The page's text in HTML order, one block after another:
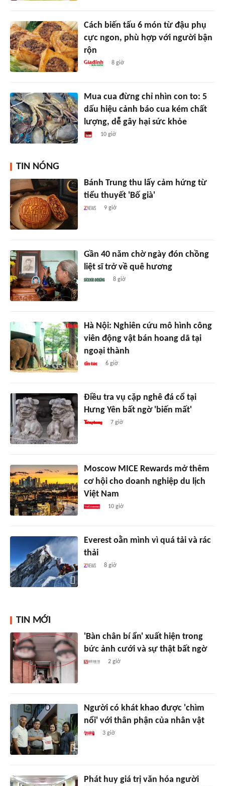
Cách biến tấu 6 món từ đậu phụ
cực ngon, phù hợp với người bận
rộn
8 giờ
Mua cua đừng chỉ nhìn con to: 5
dấu hiệu cảnh báo cua kém chất
lượng, dễ gây hại sức khỏe
10 giờ
TIN NÓNG
Bánh Trung thu lấy cảm hứng từ
tiểu thuyết 'Bố già'
9 giờ
Gần 40 năm chờ ngày đón chồng
liệt sĩ trở về quê hương
8 giờ
Hà Nội: Nghiên cứu mô hình công
viên động vật bán hoang dã tại
ngoại thành
6 giờ
Điều tra vụ cặp nghê đá cổ tại
Hưng Yên bất ngờ 'biến mất'
7 giờ
Moscow MICE Rewards mở thêm
cơ hội cho doanh nghiệp du lịch
Việt Nam
10 giờ
Everest oằn mình vì quá tải và rác
thải
8 giờ
TIN MỚI
'Bàn chân bí ẩn' xuất hiện trong
bức ảnh cưới và sự thật bất ngờ
2 giờ
Người có khát khao được 'chìm
nổi' với thân phận của nhân vật
3 giờ
Phát huy giá trị văn hóa người